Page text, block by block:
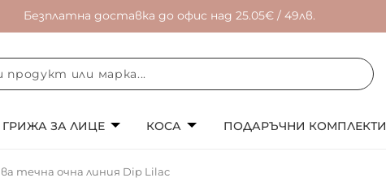
Безплатна доставка до офис над 25.05€ / 49лв.
ГРИЖА ЗА ЛИЦЕ КОСА ПОДАРЪЧНИ КОМПЛЕКТИ
течна очна линия Dip Lilac